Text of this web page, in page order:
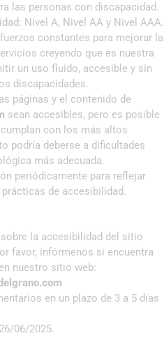
las personas con discapacidad.
Nivel A, Nivel AA y Nivel AAA.
constantes para mejorar la
creyendo que es nuestra
un uso fluido, accesible y sin
discapacidades.
páginas y el contenido de
sean accesibles, pero es posible
con los más altos
podría deberse a dificultades
más adecuada.
periódicamente para reflejar
de accesibilidad.
la accesibilidad del sitio
favor, infórmenos si encuentra
nuestro sitio web:
en un plazo de 3 a 5 días
06/2025.